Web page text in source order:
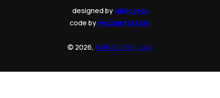
designed bywildcards
code bywisdomfactory
© 2026, KANCELARIE, s.r.o.